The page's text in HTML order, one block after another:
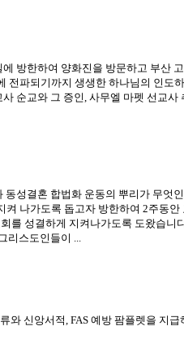
방한하여 양화진을 방문하고 부산
전파되기까지 생생한 하나님의 인도
순교와 그 증인, 사무엘 마펫 선교사
성결혼 합법화 운동의 뿌리가 무엇
나가도록 돕고자 방한하여 2주동
를 성결하게 지켜나가도록 도왔습니
리스도인들이 ...
와 신앙서적, FAS 예방 팜플렛을 지급